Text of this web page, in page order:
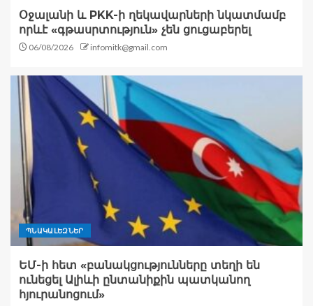
Օջալանի և PKK-ի ղեկավարների նկատմամբ
որևէ «գթասրտություն» չեն ցուցաբերել
06/08/2026 infomitk@gmail.com
ՊՆԱԿԱԼԵԶՆԵՐ
ԵՄ-ի հետ «բանակցությունները տեղի են
ունեցել Ալիևի ընտանիքին պատկանող
հյուրանոցում»